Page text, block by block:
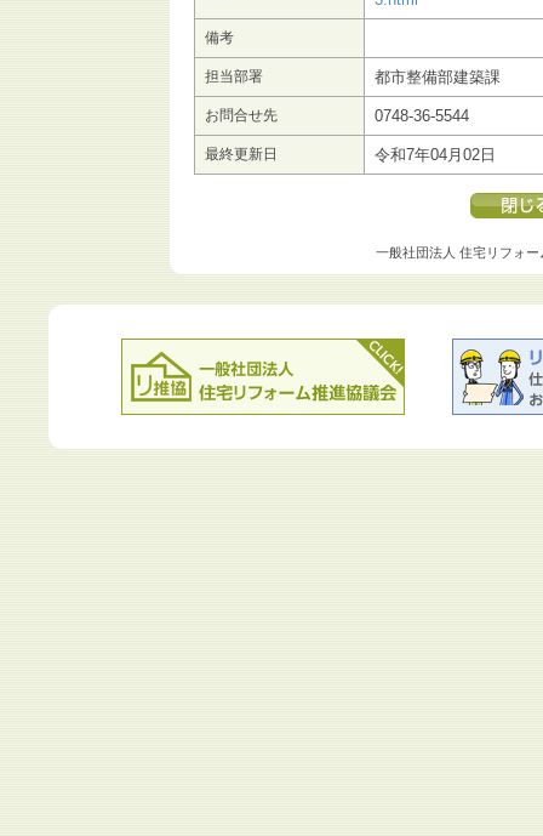
備考
担当部署 都市整備部建築課
お問合せ先 0748-36-5544
最終更新日 令和7年04月02日
一般社団法人 住宅リフォー